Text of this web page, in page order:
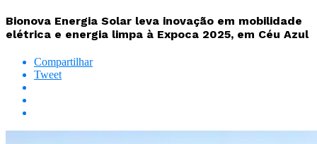
Bionova Energia Solar leva inovação em mobilidade
elétrica e energia limpa à Expoca 2025, em Céu Azul
Compartilhar
Tweet